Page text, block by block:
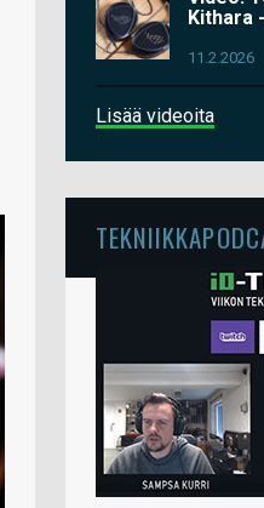
Kithara
11.2.2026
Lisää videoita